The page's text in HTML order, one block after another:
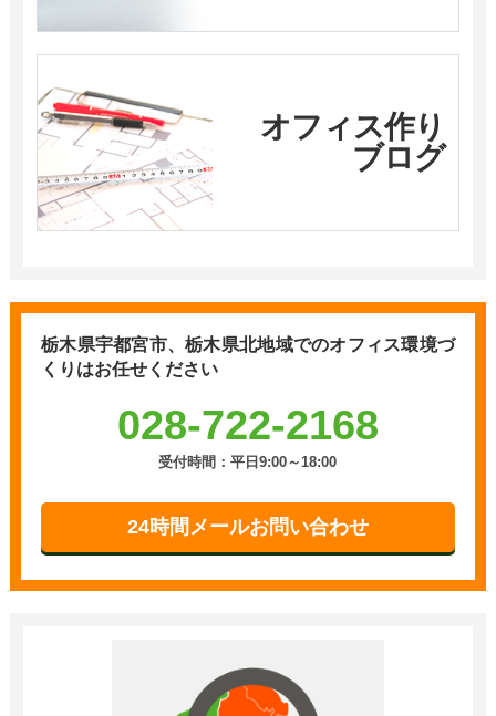
オフィス作り
ブログ
栃木県宇都宮市、栃木県北地域でのオフィス環境づ
くりはお任せください
028-722-2168
受付時間：平日9:00～18:00
24時間メールお問い合わせ